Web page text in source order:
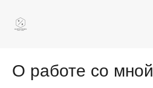
О работе со мной